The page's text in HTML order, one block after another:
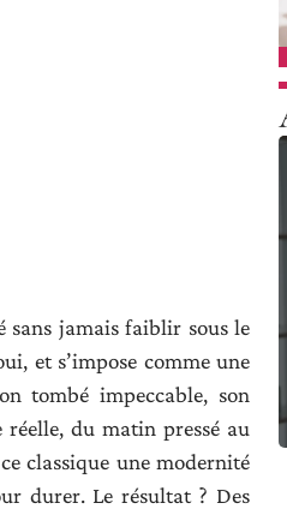
sans jamais faiblir sous le
et s’impose comme une
tombé impeccable, son
du matin pressé au
classique une modernité
durer. Le résultat ? Des